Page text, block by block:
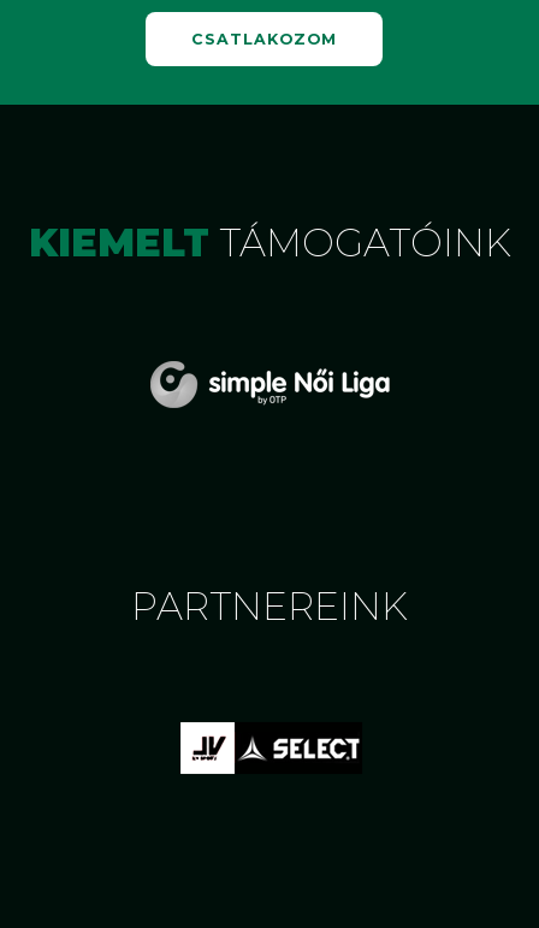
CSATLAKOZOM
KIEMELT TÁMOGATÓINK
PARTNEREINK